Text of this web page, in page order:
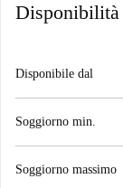
Disponibilità
Disponibile dal
Soggiorno min.
Soggiorno massimo